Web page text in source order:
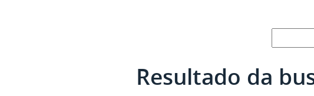
Resultado da